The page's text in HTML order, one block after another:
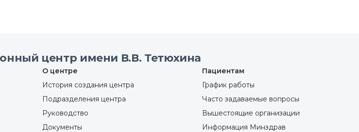
центр имени В.В. Тетюхина
О центре
История создания центра
Подразделения центра
Руководство
Документы
Пациентам
График работы
Часто задаваемые вопросы
Вышестоящие организации
Информация Минздрав